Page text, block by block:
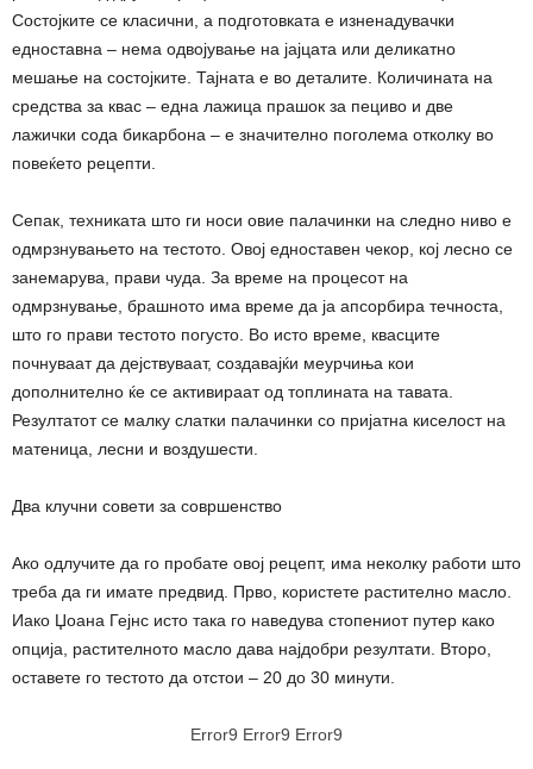
Состојките се класични, а подготовката е изненадувачки
едноставна – нема одвојување на јајцата или деликатно
мешање на состојките. Тајната е во деталите. Количината на
средства за квас – една лажица прашок за пециво и две
лажички сода бикарбона – е значително поголема отколку во
повеќето рецепти.
Сепак, техниката што ги носи овие палачинки на следно ниво е
одмрзнувањето на тестото. Овој едноставен чекор, кој лесно се
занемарува, прави чуда. За време на процесот на
одмрзнување, брашното има време да ја апсорбира течноста,
што го прави тестото погусто. Во исто време, квасците
почнуваат да дејствуваат, создавајќи меурчиња кои
дополнително ќе се активираат од топлината на тавата.
Резултатот се малку слатки палачинки со пријатна киселост на
матеница, лесни и воздушести.
Два клучни совети за совршенство
Ако одлучите да го пробате овој рецепт, има неколку работи што
треба да ги имате предвид. Прво, користете растително масло.
Иако Џоана Гејнс исто така го наведува стопениот путер како
опција, растителното масло дава најдобри резултати. Второ,
оставете го тестото да отстои – 20 до 30 минути.
Error9 Error9 Error9